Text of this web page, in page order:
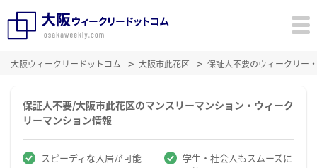
大阪ウィークリードットコム 大阪市此花区 保証人不要のウィークリー
保証人不要/大阪市此花区のマンスリーマンション・ウィーク
リーマンション情報
スピーディな入居が可能
学生・社会人もスムーズに